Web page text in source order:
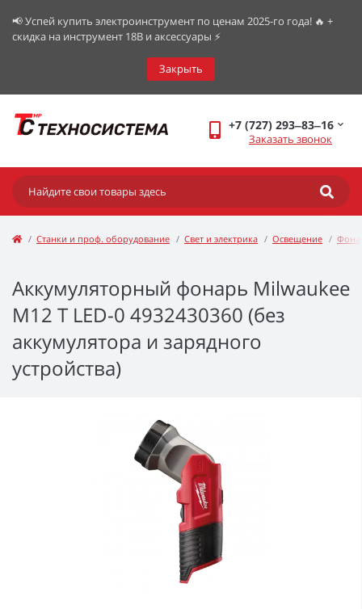
📢 Успей купить электроинструмент по ценам 2025-го года! 🔥 +
скидка на инструмент 18В и аксессуары ⚡️
Закрыть
+7 (727) 293‒83‒16
Заказать звонок
Станки и проф. оборудование Свет и электрика Освещение
Аккумуляторный фонарь Milwaukee
М12 T LED-0 4932430360 (без
аккумулятора и зарядного
устройства)